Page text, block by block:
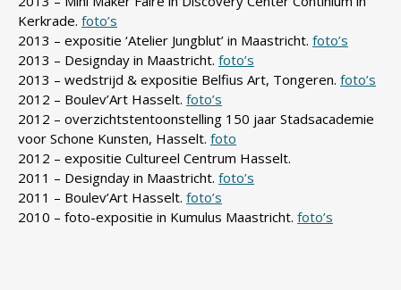
Kerkrade. foto’s
2013 – expositie ‘Atelier Jungblut’ in Maastricht. foto’s
2013 – Designday in Maastricht. foto’s
2013 – wedstrijd & expositie Belfius Art, Tongeren. foto’s
2012 – Boulev’Art Hasselt. foto’s
2012 – overzichtstentoonstelling 150 jaar Stadsacademie
voor Schone Kunsten, Hasselt. foto
2012 – expositie Cultureel Centrum Hasselt.
2011 – Designday in Maastricht. foto’s
2011 – Boulev’Art Hasselt. foto’s
2010 – foto-expositie in Kumulus Maastricht. foto’s